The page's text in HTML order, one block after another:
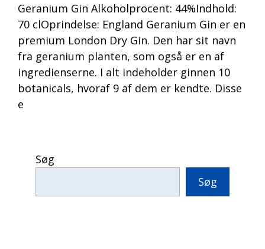
Geranium Gin Alkoholprocent: 44%Indhold:
70 clOprindelse: England Geranium Gin er en
premium London Dry Gin. Den har sit navn
fra geranium planten, som også er en af
ingredienserne. I alt indeholder ginnen 10
botanicals, hvoraf 9 af dem er kendte. Disse
e
Søg
Søg